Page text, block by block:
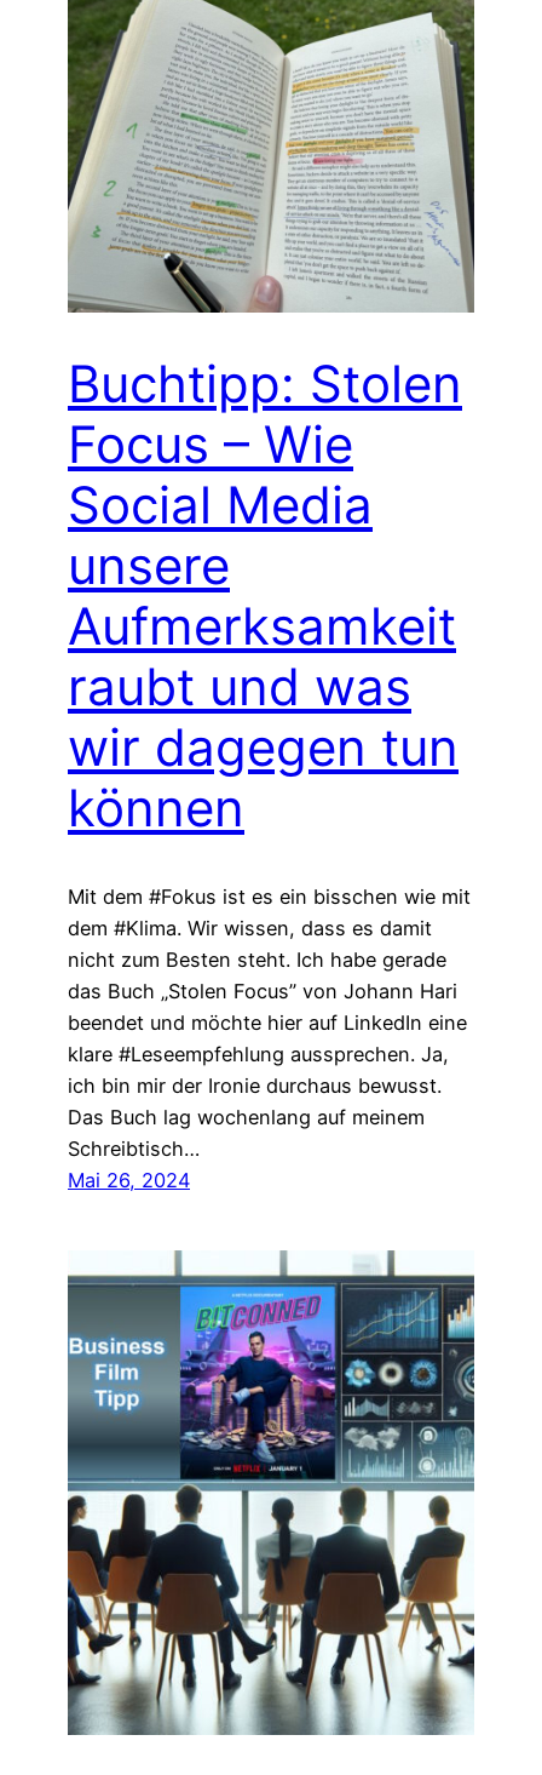
Buchtipp: Stolen
Focus – Wie
Social Media
unsere
Aufmerksamkeit
raubt und was
wir dagegen tun
können
Mit dem #Fokus ist es ein bisschen wie mit
dem #Klima. Wir wissen, dass es damit
nicht zum Besten steht. Ich habe gerade
das Buch „Stolen Focus” von Johann Hari
beendet und möchte hier auf LinkedIn eine
klare #Leseempfehlung aussprechen. Ja,
ich bin mir der Ironie durchaus bewusst.
Das Buch lag wochenlang auf meinem
Schreibtisch…
Mai 26, 2024